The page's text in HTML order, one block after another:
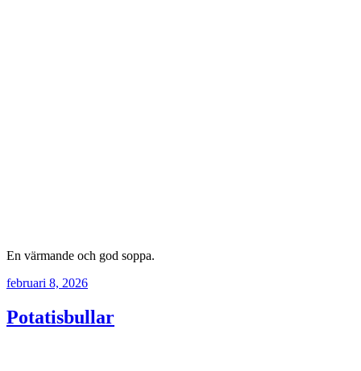
En värmande och god soppa.
februari 8, 2026
Potatisbullar